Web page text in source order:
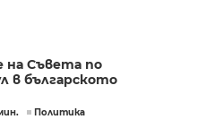
на Съвета по
в българското
Политика